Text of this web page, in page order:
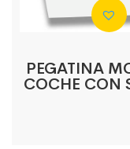
PEGATINA
COCHE CON